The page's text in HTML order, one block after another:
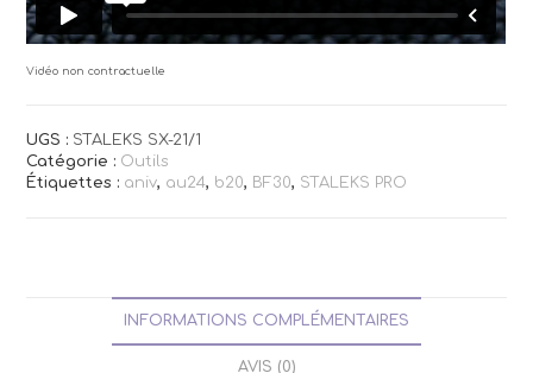
Vidéo non contractuelle
UGS : STALEKS SX-21/1
Catégorie : Outils
Étiquettes : aniv, au24, b20, BF30, STALEKS PRO
INFORMATIONS COMPLÉMENTAIRES
AVIS (0)